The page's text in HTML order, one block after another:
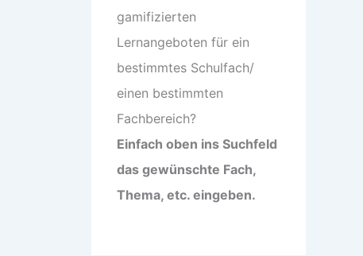
gamifizierten
Lernangeboten für ein
bestimmtes Schulfach/
einen bestimmten
Fachbereich?
Einfach oben ins Suchfeld
das gewünschte Fach,
Thema, etc. eingeben.